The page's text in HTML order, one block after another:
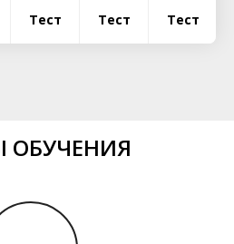
Тест Тест Тест
ОБУЧЕНИЯ